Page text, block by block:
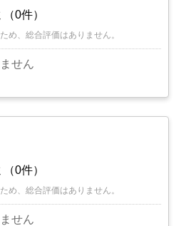
0件）
め、総合評価はありません。
せん
0件）
め、総合評価はありません。
せん